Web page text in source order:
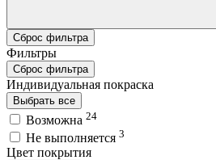
Сброс фильтра
Фильтры
Сброс фильтра
Индивидуальная покраска
Выбрать все
Возможна 24
Не выполняется 3
Цвет покрытия